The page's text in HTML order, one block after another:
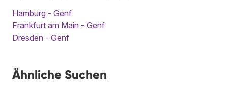
Hamburg - Genf
Frankfurt am Main - Genf
Dresden - Genf
Ähnliche Suchen